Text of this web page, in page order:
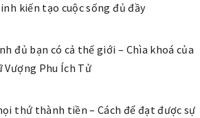
kiến tạo cuộc sống đủ đầy
đủ bạn có cả thế giới – Chìa khoá của
Vượng Phu Ích Tử
thứ thành tiền – Cách để đạt được sự